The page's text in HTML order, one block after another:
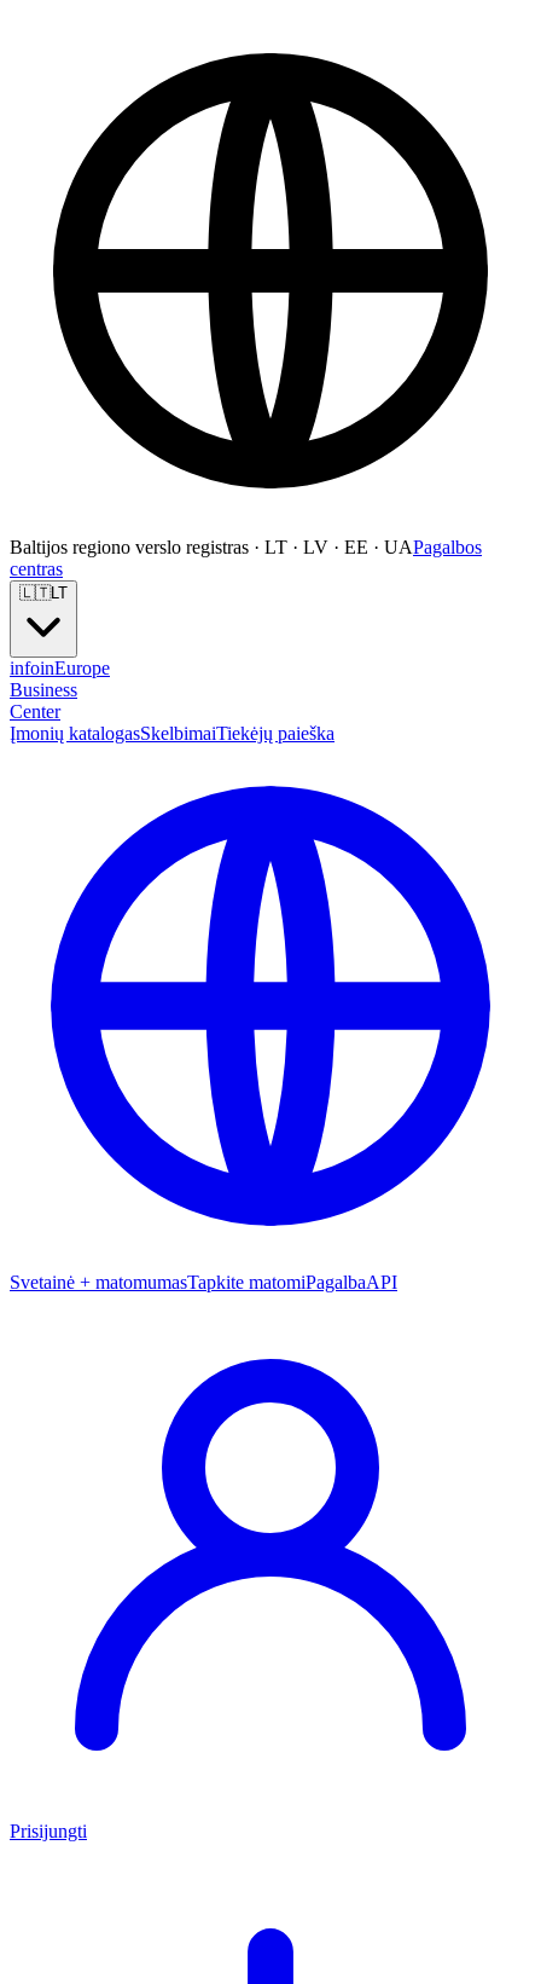
Baltijos regiono verslo registras · LT · LV · EE · UAPagalbos
centras
🇱🇹LT
infoinEurope
Business
Center
Įmonių katalogasSkelbimaiTiekėjų paieška
Svetainė + matomumasTapkite matomiPagalbaAPI
Prisijungti